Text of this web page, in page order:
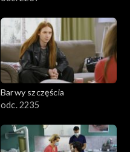
Barwy szczęścia
odc. 2235